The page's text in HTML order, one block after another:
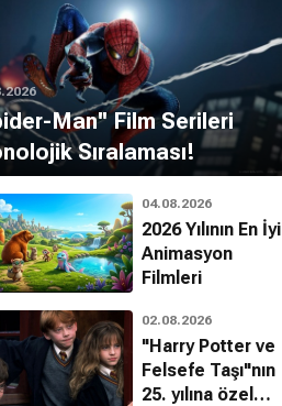
Man'' Film Serileri
Sıralaması!
04.08.2026
2026 Yılının En İyi
Animasyon
Filmleri
02.08.2026
"Harry Potter ve
Felsefe Taşı"nın
25. yılına özel